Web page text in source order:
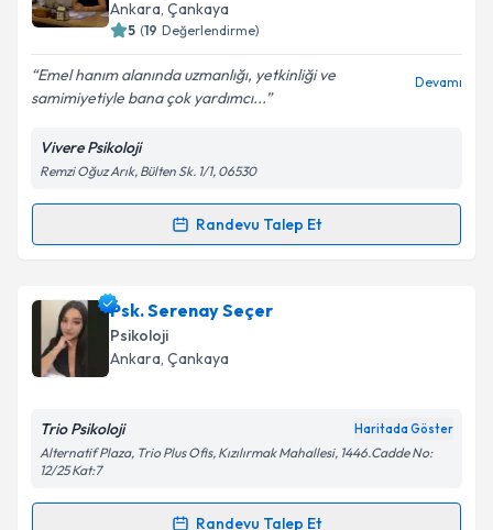
bilgilendireceğiz.
E-posta Adresiniz
Kişisel verilerimin işlenmesine ilişkin
Metni'ni okudum ve kişisel verilerimin belirtilen
kapsamda işlenmesini kabul ediyorum.
Ankara, Çankaya
5 (19 Değerlendirme)
Emel hanım alanında uzmanlığı, yetkinliği ve
samimiyetiyle bana çok yardımcı...
Devamı
Vivere Psikoloji
Remzi Oğuz Arık, Bülten Sk. 1/1, 06530
Randevu Talep Et
Randevu Takvimi Talebi
Klinik Psikolog Emel Efe Topak
talebi oluşturun. Size bu uzmandan randevu almanız
için bir takvim hazırlandığında e-posta ile
bilgilendireceğiz.
Psk. Serenay Seçer
Psikoloji
Ankara, Çankaya
Trio Psikoloji Haritada Göster
Alternatif Plaza, Trio Plus Ofis, Kızılırmak Mahallesi, 1446.Cadde No:
12/25 Kat:7
Randevu Talep Et